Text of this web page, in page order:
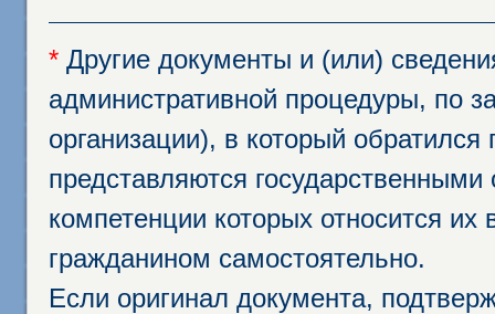
* Другие документы и (или)
административной процедуры, по
организации), в который
представляются
компетенции которых относится
гражданином самостоятельно.
Если оригинал документа,